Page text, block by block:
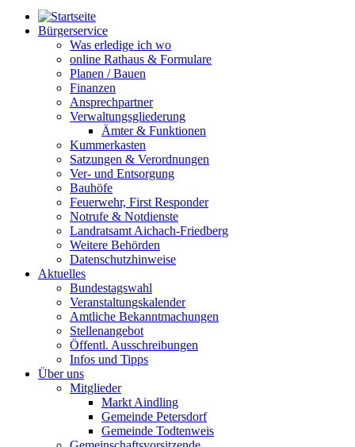
Bürgerservice
Was erledige ich wo
online Rathaus & Formulare
Planen / Bauen
Finanzen
Ansprechpartner
Verwaltungsgliederung
Ämter & Funktionen
Kummerkasten
Satzungen & Verordnungen
Ver- und Entsorgung
Bauhöfe
Feuerwehr, First Responder
Notrufe & Notdienste
Landratsamt Aichach-Friedberg
Weitere Behörden
Datenschutzhinweise
Aktuelles
Bundestagswahl
Veranstaltungskalender
Amtliche Bekanntmachungen
Stellenangebot
Öffentl. Ausschreibungen
Infos und Tipps
Über uns
Mitglieder
Markt Aindling
Gemeinde Petersdorf
Gemeinde Todtenweis